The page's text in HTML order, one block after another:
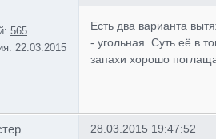
565
22.03.2015
Есть два варианта
- угольная. Суть её в
запахи хорошо
28.03.2015 19:47:52